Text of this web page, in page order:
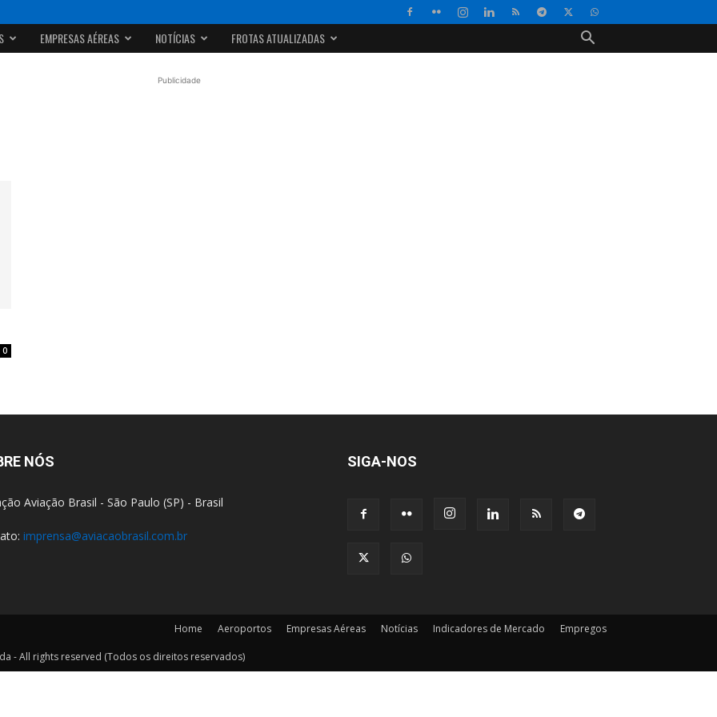
EMPRESAS AÉREAS NOTÍCIAS FROTAS ATUALIZADAS
Publicidade
0
NÓS
Aviação Brasil - São Paulo (SP) - Brasil
imprensa@aviacaobrasil.com.br
SIGA-NOS
Home Aeroportos Empresas Aéreas Notícias Indicadores de Mercado Empregos
- All rights reserved (Todos os direitos reservados)